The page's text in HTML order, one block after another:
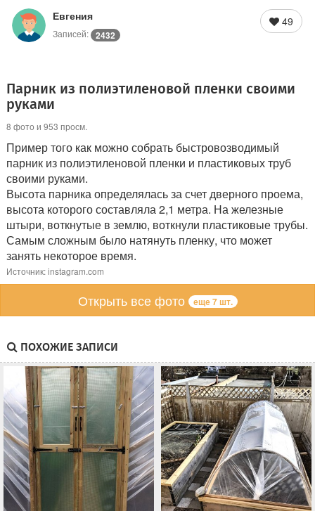
Евгения
Записей: 2432
49
Парник из полиэтиленовой пленки своими
руками
8 фото и 953 просм.
Пример того как можно собрать быстровозводимый
парник из полиэтиленовой пленки и пластиковых труб
своими руками.
Высота парника определялась за счет дверного проема,
высота которого составляла 2,1 метра. На железные
штыри, воткнутые в землю, воткнули пластиковые трубы.
Самым сложным было натянуть пленку, что может
занять некоторое время.
Источник: instagram.com
Открыть все фото еще 7 шт.
ПОХОЖИЕ ЗАПИСИ